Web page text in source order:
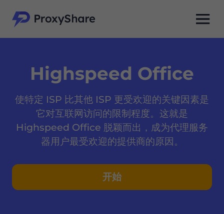
Highspeed Office
使特定 ISP 比其他 ISP 更受欢迎的关键因素是
它对互联网访问的限制程度。这就是
Highspeed Office 脱颖而出，成为代理服务
器用户最受欢迎的提供商的原因。
开始